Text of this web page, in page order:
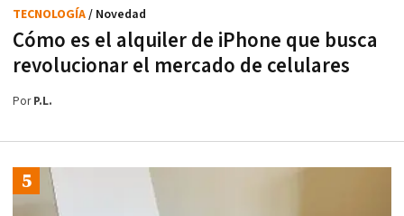
Cómo es el alquiler de iPhone que busca
revolucionar el mercado de celulares
TECNOLOGÍA/ Novedad
PorP.L.